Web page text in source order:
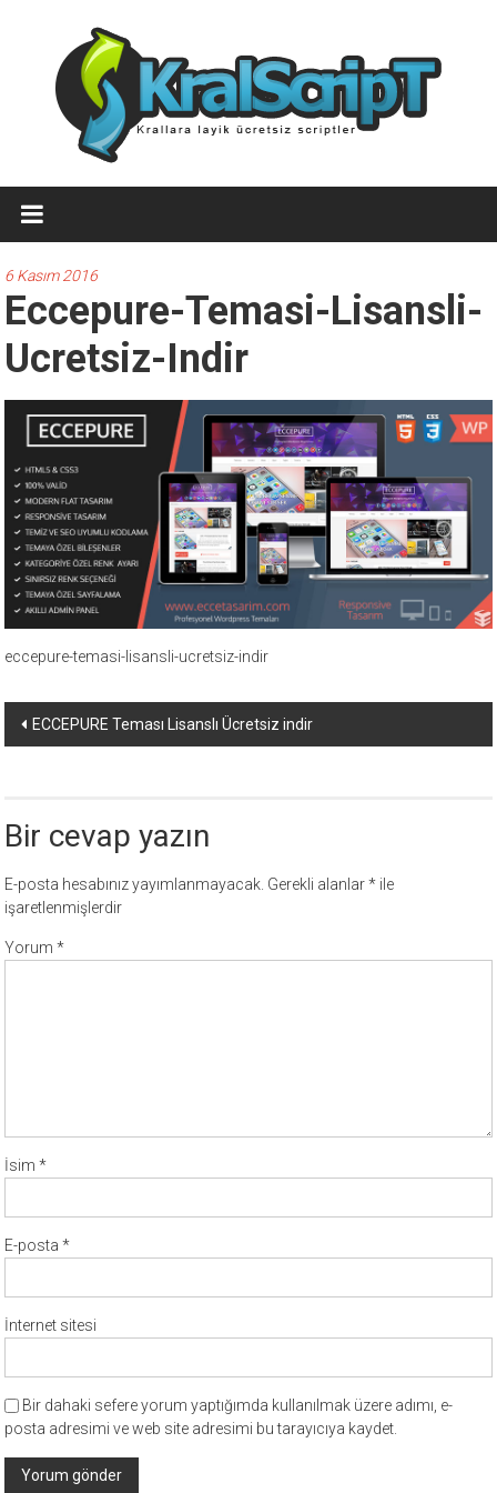
Ücretsiz
WordPress
Temaları,Ücretsiz
Script
Kralscript.com
scriptler,
ücretsiz
temalar,
ücretli
temalar,
wordpress
temaları,
temaları,
download
sitesi.
6 Kasım 2016
Eccepure-Temasi-Lisansli-
Ucretsiz-Indir
eccepure-temasi-lisansli-ucretsiz-indir
Yazı
ECCEPURE Teması Lisanslı Ücretsiz indir
Bir cevap yazın
E-posta hesabınız yayımlanmayacak. Gerekli alanlar* ile
işaretlenmişlerdir
Yorum*
İsim*
E-posta*
İnternet sitesi
Bir dahaki sefere yorum yaptığımda kullanılmak üzere adımı, e-
posta adresimi ve web site adresimi bu tarayıcıya kaydet.